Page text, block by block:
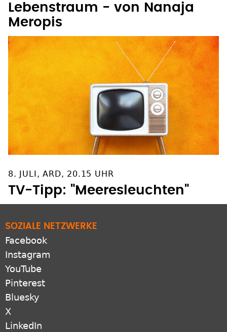
Lebenstraum - von Nanaja
Meropis
8. JULI, ARD, 20.15 UHR
TV-Tipp: "Meeresleuchten"
SOZIALE NETZWERKE
Facebook
Instagram
YouTube
Pinterest
Bluesky
X
LinkedIn